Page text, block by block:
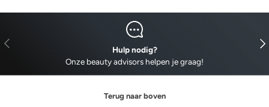
VORIGE
Hulp nodig?
Onze beauty advisors helpen je graag!
Terug naar boven